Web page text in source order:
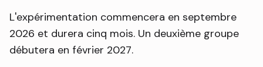
L'expérimentation commencera en septembre
2026 et durera cinq mois. Un deuxième groupe
débutera en février 2027.